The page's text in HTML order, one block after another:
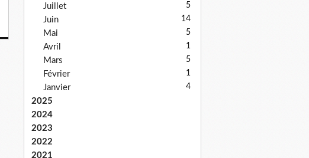
Juillet 5
Juin 14
Mai 5
Avril 1
Mars 5
Février 1
Janvier 4
2025
2024
2023
2022
2021